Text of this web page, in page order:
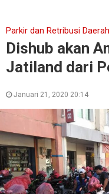
Parkir dan Retribusi Daerah
Dishub akan
Jatiland dari
Januari 21, 2020 20:14